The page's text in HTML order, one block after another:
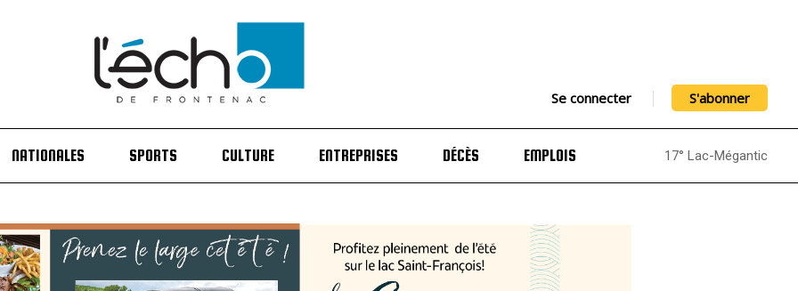
Se connecter S'abonner
NATIONALES SPORTS CULTURE ENTREPRISES DÉCÈS EMPLOIS 17° Lac-Mégantic